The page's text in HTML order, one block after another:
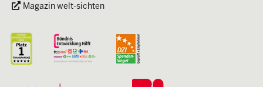
Magazin welt-sichten